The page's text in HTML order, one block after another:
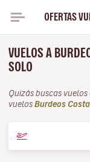
OFERTAS
VUELOS A
SOLO
Quizás buscas vuelos
vuelos Burdeos